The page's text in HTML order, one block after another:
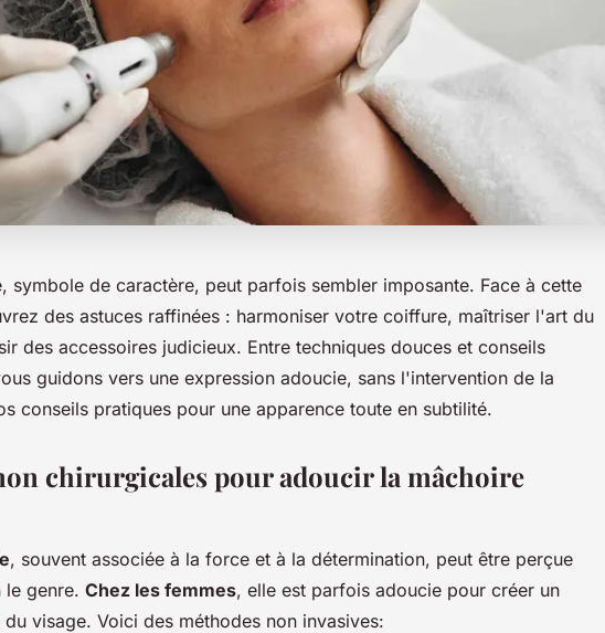
symbole de caractère, peut parfois sembler imposante. Face à cette
des astuces raffinées : harmoniser votre coiffure, maîtriser l'art du
des accessoires judicieux. Entre techniques douces et conseils
guidons vers une expression adoucie, sans l'intervention de la
conseils pratiques pour une apparence toute en subtilité.
chirurgicales pour adoucir la mâchoire
, souvent associée à la force et à la détermination, peut être perçue
le genre. Chez les femmes, elle est parfois adoucie pour créer un
visage. Voici des méthodes non invasives: